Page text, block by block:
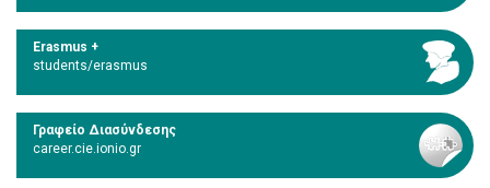
Erasmus +
students/erasmus
Γραφείο Διασύνδεσης
career.cie.ionio.gr